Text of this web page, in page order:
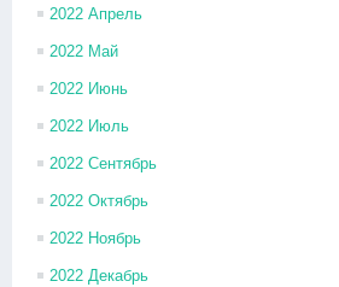
2022 Апрель
2022 Май
2022 Июнь
2022 Июль
2022 Сентябрь
2022 Октябрь
2022 Ноябрь
2022 Декабрь